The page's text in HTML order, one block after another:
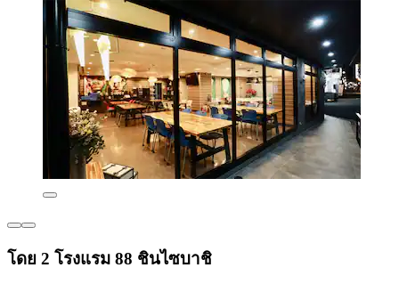
โดย 2 โรงแรม 88 ชินไซบาชิ